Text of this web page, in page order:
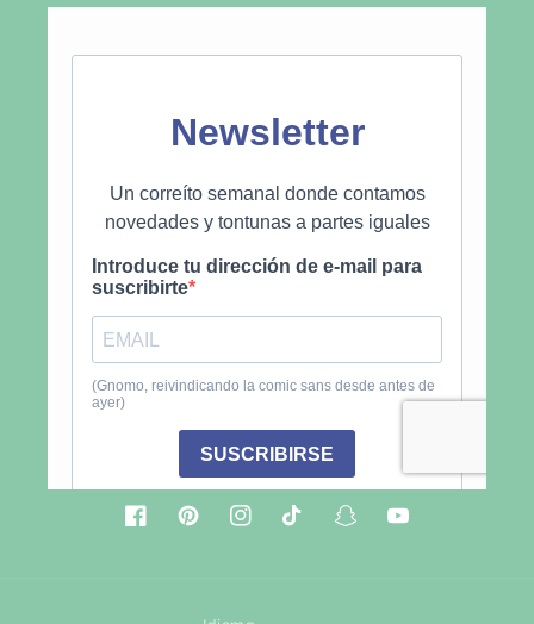
FacebookPinterestInstagramTikTok SnapchatYouTube